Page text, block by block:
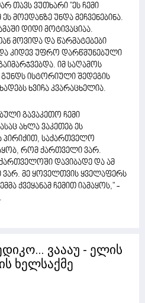
თავს ვუთხარი "ეს ჩემი
მოედანზე უნდა მეჩვენებინა.
დიდი მოტივაციაა.
მოვიდა და წარმატებები
და კიდევ უფრო დარწმუნებული
იმ საღამოს
გუნდს ისტორიული შედეგის
ხვიჩა კვარაცხელია.
გავაკეთო ჩემი
ახლა ვაკეთებ ეს
პირიქით, საქართველო
რომ ქართველი ვარ.
დავიბადე და ამ
ვარ. მე ყოველთვის ყველაფერს
ქვეყანამ ჩემით იამაყოს," -
ვაააუ - ელის
ხელსაქმე